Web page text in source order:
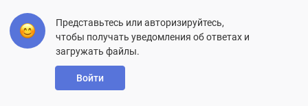
Представьтесь или авторизируйтесь,
чтобы получать уведомления об ответах и
загружать файлы.
Войти